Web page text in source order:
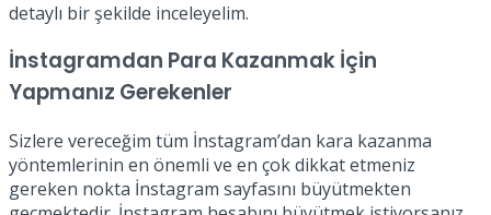
detaylı bir şekilde inceleyelim.
İnstagramdan Para Kazanmak İçin
Yapmanız Gerekenler
Sizlere vereceğim tüm İnstagram’dan kara kazanma
yöntemlerinin en önemli ve en çok dikkat etmeniz
gereken nokta İnstagram sayfasını büyütmekten